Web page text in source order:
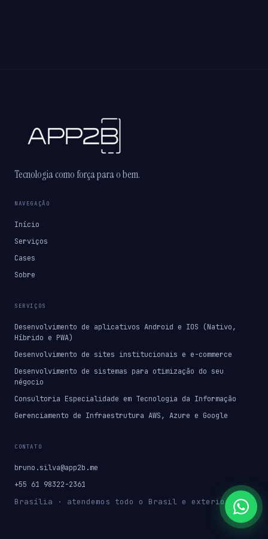
Tecnologia como força para o bem.
NAVEGAÇÃO
Início
Serviços
Cases
Sobre
SERVIÇOS
Desenvolvimento de aplicativos Android e IOS (Nativo,
Híbrido e PWA)
Desenvolvimento de sites institucionais e e-commerce
Desenvolvimento de sistemas para otimização do seu
négocio
Consultoria Especialidade em Tecnologia da Informação
Gerenciamento de Infraestrutura AWS, Azure e Google
CONTATO
bruno.silva@app2b.me
+55 61 98322-2361
Brasília · atendemos todo o Brasil e exterior